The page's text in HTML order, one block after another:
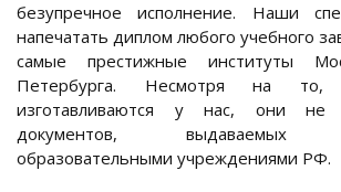
безупречное исполнение. Наши
напечатать диплом любого учебного
самые престижные институты
Петербурга. Несмотря на
изготавливаются у нас, они не
документов, выдаваемых
образовательными учреждениями РФ.